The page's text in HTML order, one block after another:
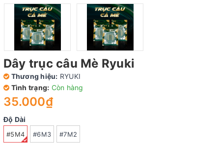
Dây trục câu Mè Ryuki
Thương hiệu: RYUKI
Tình trạng: Còn hàng
35.000₫
Độ Dài
#5M4 #6M3 #7M2